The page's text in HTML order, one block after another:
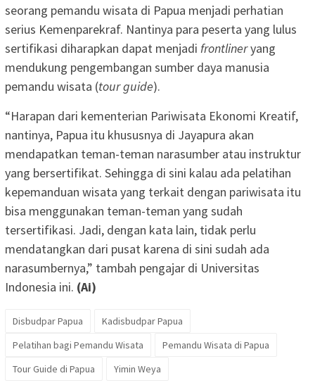
seorang pemandu wisata di Papua menjadi perhatian
serius Kemenparekraf. Nantinya para peserta yang lulus
sertifikasi diharapkan dapat menjadi frontlineryang
mendukung pengembangan sumber daya manusia
pemandu wisata (tour guide).
“Harapan dari kementerian Pariwisata Ekonomi Kreatif,
nantinya, Papua itu khususnya di Jayapura akan
mendapatkan teman-teman narasumber atau instruktur
yang bersertifikat. Sehingga di sini kalau ada pelatihan
kepemanduan wisata yang terkait dengan pariwisata itu
bisa menggunakan teman-teman yang sudah
tersertifikasi. Jadi, dengan kata lain, tidak perlu
mendatangkan dari pusat karena di sini sudah ada
narasumbernya,” tambah pengajar di Universitas
Indonesia ini. (Ai)
Disbudpar Papua
Kadisbudpar Papua
Pelatihan bagi Pemandu Wisata
Pemandu Wisata di Papua
Tour Guide di Papua
Yimin Weya